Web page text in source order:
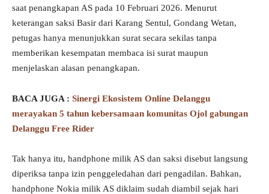
saat penangkapan AS pada 10 Februari 2026. Menurut
keterangan saksi Basir dari Karang Sentul, Gondang Wetan,
petugas hanya menunjukkan surat secara sekilas tanpa
memberikan kesempatan membaca isi surat maupun
menjelaskan alasan penangkapan.
BACA JUGA : Sinergi Ekosistem Online Delanggu
merayakan 5 tahun kebersamaan komunitas Ojol gabungan
Delanggu Free Rider
Tak hanya itu, handphone milik AS dan saksi disebut langsung
diperiksa tanpa izin penggeledahan dari pengadilan. Bahkan,
handphone Nokia milik AS diklaim sudah diambil sejak hari